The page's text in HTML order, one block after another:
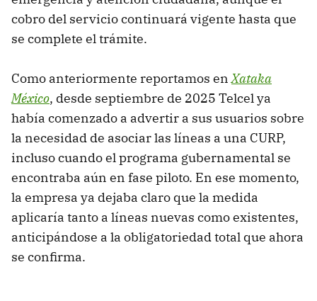
cobro del servicio continuará vigente hasta que
se complete el trámite.
Como anteriormente reportamos enXataka
México, desde septiembre de 2025 Telcel ya
había comenzado a advertir a sus usuarios sobre
la necesidad de asociar las líneas a una CURP,
incluso cuando el programa gubernamental se
encontraba aún en fase piloto. En ese momento,
la empresa ya dejaba claro que la medida
aplicaría tanto a líneas nuevas como existentes,
anticipándose a la obligatoriedad total que ahora
se confirma.